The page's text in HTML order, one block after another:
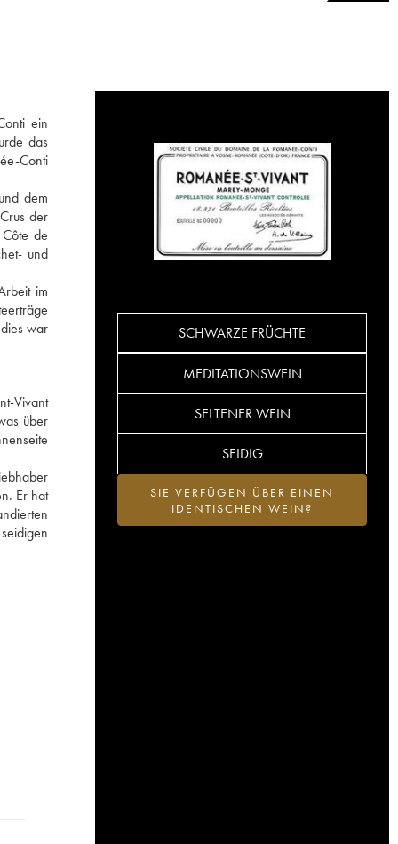
ein
das
Conti
dem
der
de
und
im
war
Vivant
über
Er hat
SCHWARZE FRÜCHTE
MEDITATIONSWEIN
SELTENER WEIN
SEIDIG
SIE VERFÜGEN ÜBER EINEN
IDENTISCHEN WEIN?